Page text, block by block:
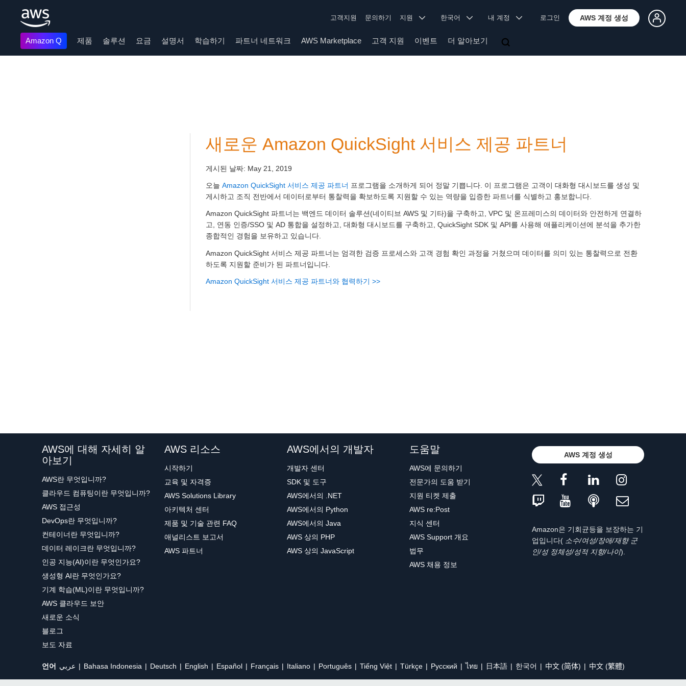
고객지원 문의하기 지원 한국어 내 계정 로그인 AWS 계정 생성
Amazon Q 제품 솔루션 요금 설명서 학습하기 파트너 네트워크 AWS Marketplace 고객 지원 이벤트 더 알아보기
새로운 Amazon QuickSight 서비스 제공 파트너
게시된 날짜: May 21, 2019
오늘 Amazon QuickSight 서비스 제공 파트너 프로그램을 소개하게 되어 정말 기쁩니다. 이 프로그램은 고객이 대화형 대시보드를 생성 및
게시하고 조직 전반에서 데이터로부터 통찰력을 확보하도록 지원할 수 있는 역량을 입증한 파트너를 식별하고 홍보합니다.
Amazon QuickSight 파트너는 백엔드 데이터 솔루션(네이티브 AWS 및 기타)을 구축하고, VPC 및 온프레미스의 데이터와 안전하게 연결하
고, 연동 인증/SSO 및 AD 통합을 설정하고, 대화형 대시보드를 구축하고, QuickSight SDK 및 API를 사용해 애플리케이션에 분석을 추가한
종합적인 경험을 보유하고 있습니다.
Amazon QuickSight 서비스 제공 파트너는 엄격한 검증 프로세스와 고객 경험 확인 과정을 거쳤으며 데이터를 의미 있는 통찰력으로 전환
하도록 지원할 준비가 된 파트너입니다.
Amazon QuickSight 서비스 제공 파트너와 협력하기 >>
AWS에 대해 자세히 알
아보기
AWS란 무엇입니까?
클라우드 컴퓨팅이란 무엇입니까?
AWS 접근성
DevOps란 무엇입니까?
컨테이너란 무엇입니까?
데이터 레이크란 무엇입니까?
인공 지능(AI)이란 무엇인가요?
생성형 AI란 무엇인가요?
기계 학습(ML)이란 무엇입니까?
AWS 클라우드 보안
새로운 소식
블로그
보도 자료
AWS 리소스
시작하기
교육 및 자격증
AWS Solutions Library
아키텍처 센터
제품 및 기술 관련 FAQ
애널리스트 보고서
AWS 파트너
AWS에서의 개발자
개발자 센터
SDK 및 도구
AWS에서의 .NET
AWS에서의 Python
AWS에서의 Java
AWS 상의 PHP
AWS 상의 JavaScript
도움말
AWS에 문의하기
전문가의 도움 받기
지원 티켓 제출
AWS re:Post
지식 센터
AWS Support 개요
법무
AWS 채용 정보
AWS 계정 생성
Amazon은 기회균등을 보장하는 기
업입니다( 소수/여성/장애/재향 군
인/성 정체성/성적 지향/나이).
언어 عربي Bahasa Indonesia Deutsch English Español Français Italiano Português Tiếng Việt Türkçe Ρусский ไทย 日本語 한국어 中文 (简体) 中文 (繁體)